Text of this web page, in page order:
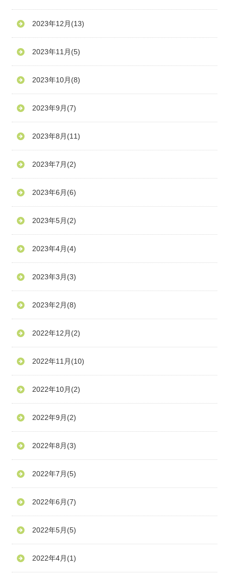
2023年12月 (13)
2023年11月 (5)
2023年10月 (8)
2023年9月 (7)
2023年8月 (11)
2023年7月 (2)
2023年6月 (6)
2023年5月 (2)
2023年4月 (4)
2023年3月 (3)
2023年2月 (8)
2022年12月 (2)
2022年11月 (10)
2022年10月 (2)
2022年9月 (2)
2022年8月 (3)
2022年7月 (5)
2022年6月 (7)
2022年5月 (5)
2022年4月 (1)